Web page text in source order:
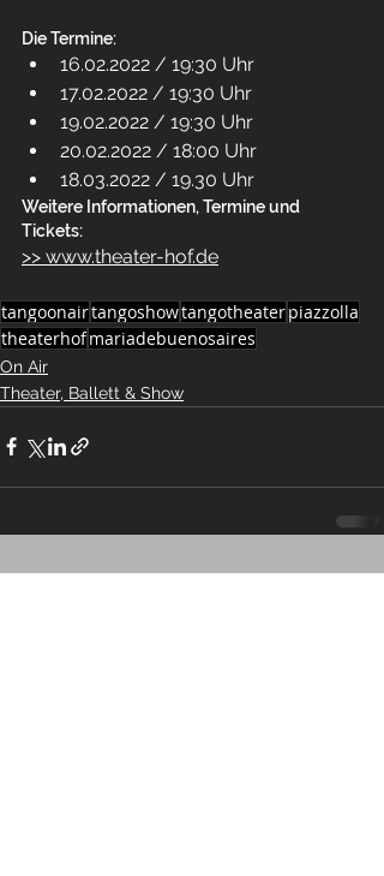
Die Termine:
16.02.2022 / 19:30 Uhr
17.02.2022 / 19:30 Uhr
19.02.2022 / 19:30 Uhr
20.02.2022 / 18:00 Uhr
18.03.2022 / 19.30 Uhr
Weitere Informationen, Termine und
Tickets:
>> www.theater-hof.de
tangoonairtangoshowtangotheaterpiazzolla
theaterhofmariadebuenosaires
On Air
Theater, Ballett & Show